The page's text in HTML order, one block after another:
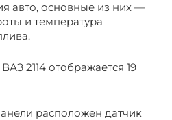
авто, основные из них —
и температура
2114 отображается 19
расположен датчик